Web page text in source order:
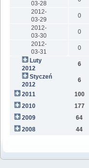
03-28
2012-
03-29
0
2012-
03-30
0
2012-
03-31
0
Luty
2012
6
Styczeń
2012
6
2011 100
2010
177
2009
64
2008
44